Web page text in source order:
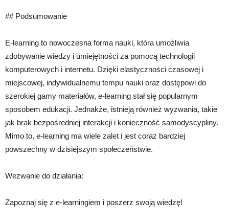
## Podsumowanie
E-learning to nowoczesna forma nauki, która umożliwia
zdobywanie wiedzy i umiejętności za pomocą technologii
komputerowych i internetu. Dzięki elastyczności czasowej i
miejscowej, indywidualnemu tempu nauki oraz dostępowi do
szerokiej gamy materiałów, e-learning stał się popularnym
sposobem edukacji. Jednakże, istnieją również wyzwania, takie
jak brak bezpośredniej interakcji i konieczność samodyscypliny.
Mimo to, e-learning ma wiele zalet i jest coraz bardziej
powszechny w dzisiejszym społeczeństwie.
Wezwanie do działania:
Zapoznaj się z e-learningiem i poszerz swoją wiedzę!